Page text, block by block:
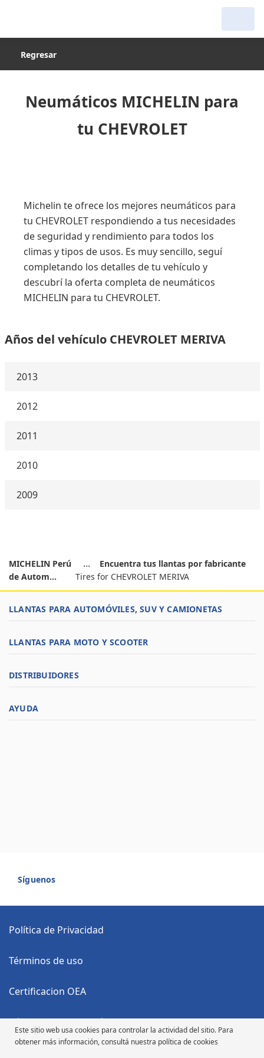
Este sitio web usa cookies para controlar la actividad del sitio. Para
obtener más información, consultá nuestra política de cookies
Regresar
Neumáticos MICHELIN para
tu CHEVROLET
Michelin te ofrece los mejores neumáticos para
tu CHEVROLET respondiendo a tus necesidades
de seguridad y rendimiento para todos los
climas y tipos de usos. Es muy sencillo, seguí
completando los detalles de tu vehículo y
descubrí la oferta completa de neumáticos
MICHELIN para tu CHEVROLET.
Años del vehículo CHEVROLET MERIVA
2013
2012
2011
2010
2009
MICHELIN Perú
Encuentra tus llantas por fabricante
de Autom...
Tires for CHEVROLET MERIVA
LLANTAS PARA AUTOMÓVILES, SUV Y CAMIONETAS
LLANTAS PARA MOTO Y SCOOTER
DISTRIBUIDORES
AYUDA
Síguenos
Política de Privacidad
Términos de uso
Certificacion OEA
Código Anticorrupción